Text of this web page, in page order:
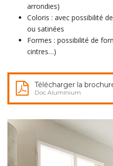
arrondies)
Coloris : avec possibilité
ou satinées
Formes : possibilité de
cintres…)
Télécharger la
Doc Aluminium